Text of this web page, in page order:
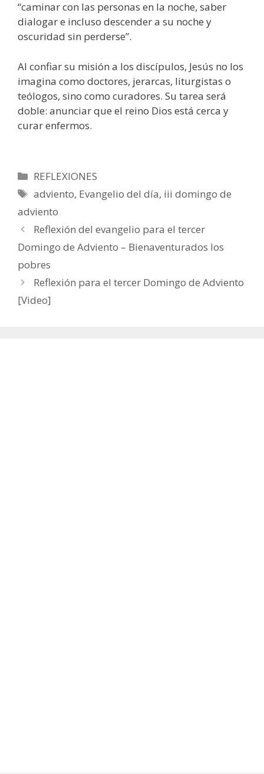
“caminar con las personas en la noche, saber
dialogar e incluso descender a su noche y
oscuridad sin perderse”.
Al confiar su misión a los discípulos, Jesús no los
imagina como doctores, jerarcas, liturgistas o
teólogos, sino como curadores. Su tarea será
doble: anunciar que el reino Dios está cerca y
curar enfermos.
Categorías
REFLEXIONES
Etiquetas
adviento, Evangelio del día, iii domingo de
adviento
Reflexión del evangelio para el tercer
Domingo de Adviento – Bienaventurados los
pobres
Reflexión para el tercer Domingo de Adviento
[Video]